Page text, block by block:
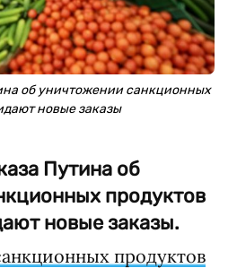
об уничтожении санкционных
новые заказы
Путина об
продуктов
новые заказы.
продуктов